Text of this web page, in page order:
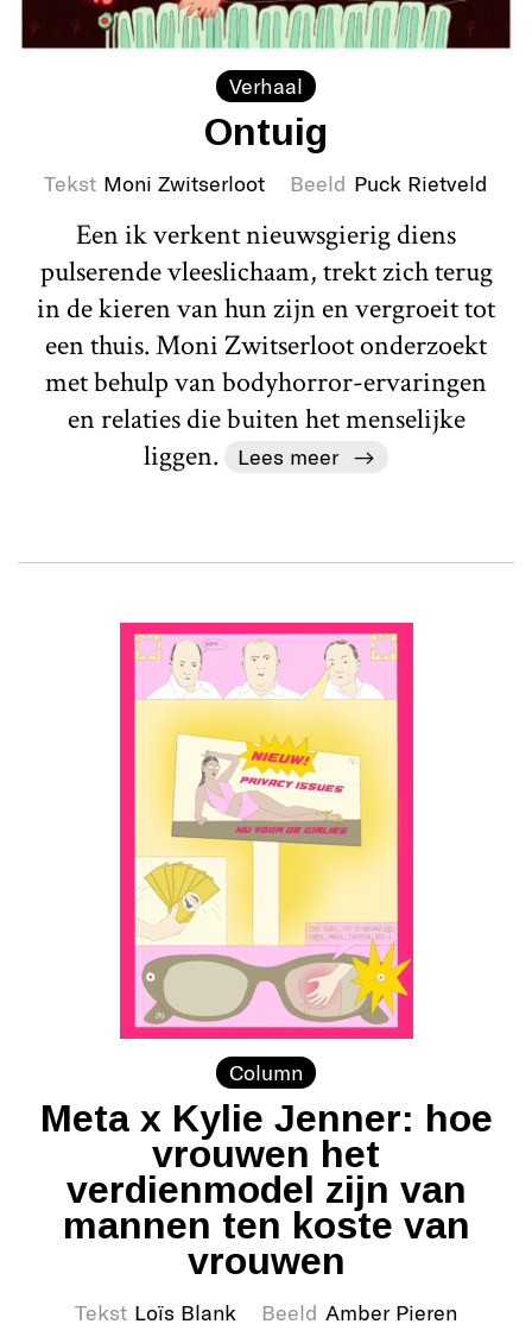
Verhaal
Ontuig
Tekst Moni Zwitserloot Beeld Puck Rietveld
Een ik verkent nieuwsgierig diens
pulserende vleeslichaam, trekt zich terug
in de kieren van hun zijn en vergroeit tot
een thuis. Moni Zwitserloot onderzoekt
met behulp van bodyhorror-ervaringen
en relaties die buiten het menselijke
liggen.
Lees meer
Column
Meta x Kylie Jenner: hoe
vrouwen het
verdienmodel zijn van
mannen ten koste van
vrouwen
Tekst Loïs Blank Beeld Amber Pieren